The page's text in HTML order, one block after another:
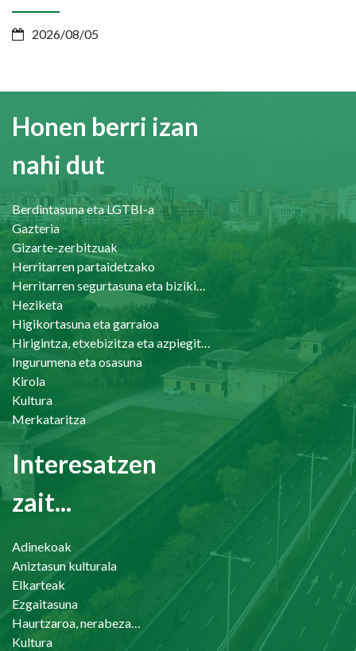
2026/08/05
Honen berri izan
nahi dut
Berdintasuna eta LGTBI-a
Gazteria
Gizarte-zerbitzuak
Herritarren partaidetzako
Herritarren segurtasuna eta bizikidetasuna
Heziketa
Higikortasuna eta garraioa
Hirigintza, etxebizitza eta azpiegiturak
Ingurumena eta osasuna
Kirola
Kultura
Merkataritza
Interesatzen
zait...
Adinekoak
Aniztasun kulturala
Elkarteak
Ezgaitasuna
Haurtzaroa, nerabezaroa eta familia
Kultura